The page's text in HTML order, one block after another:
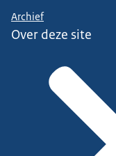
Archief
Over deze site